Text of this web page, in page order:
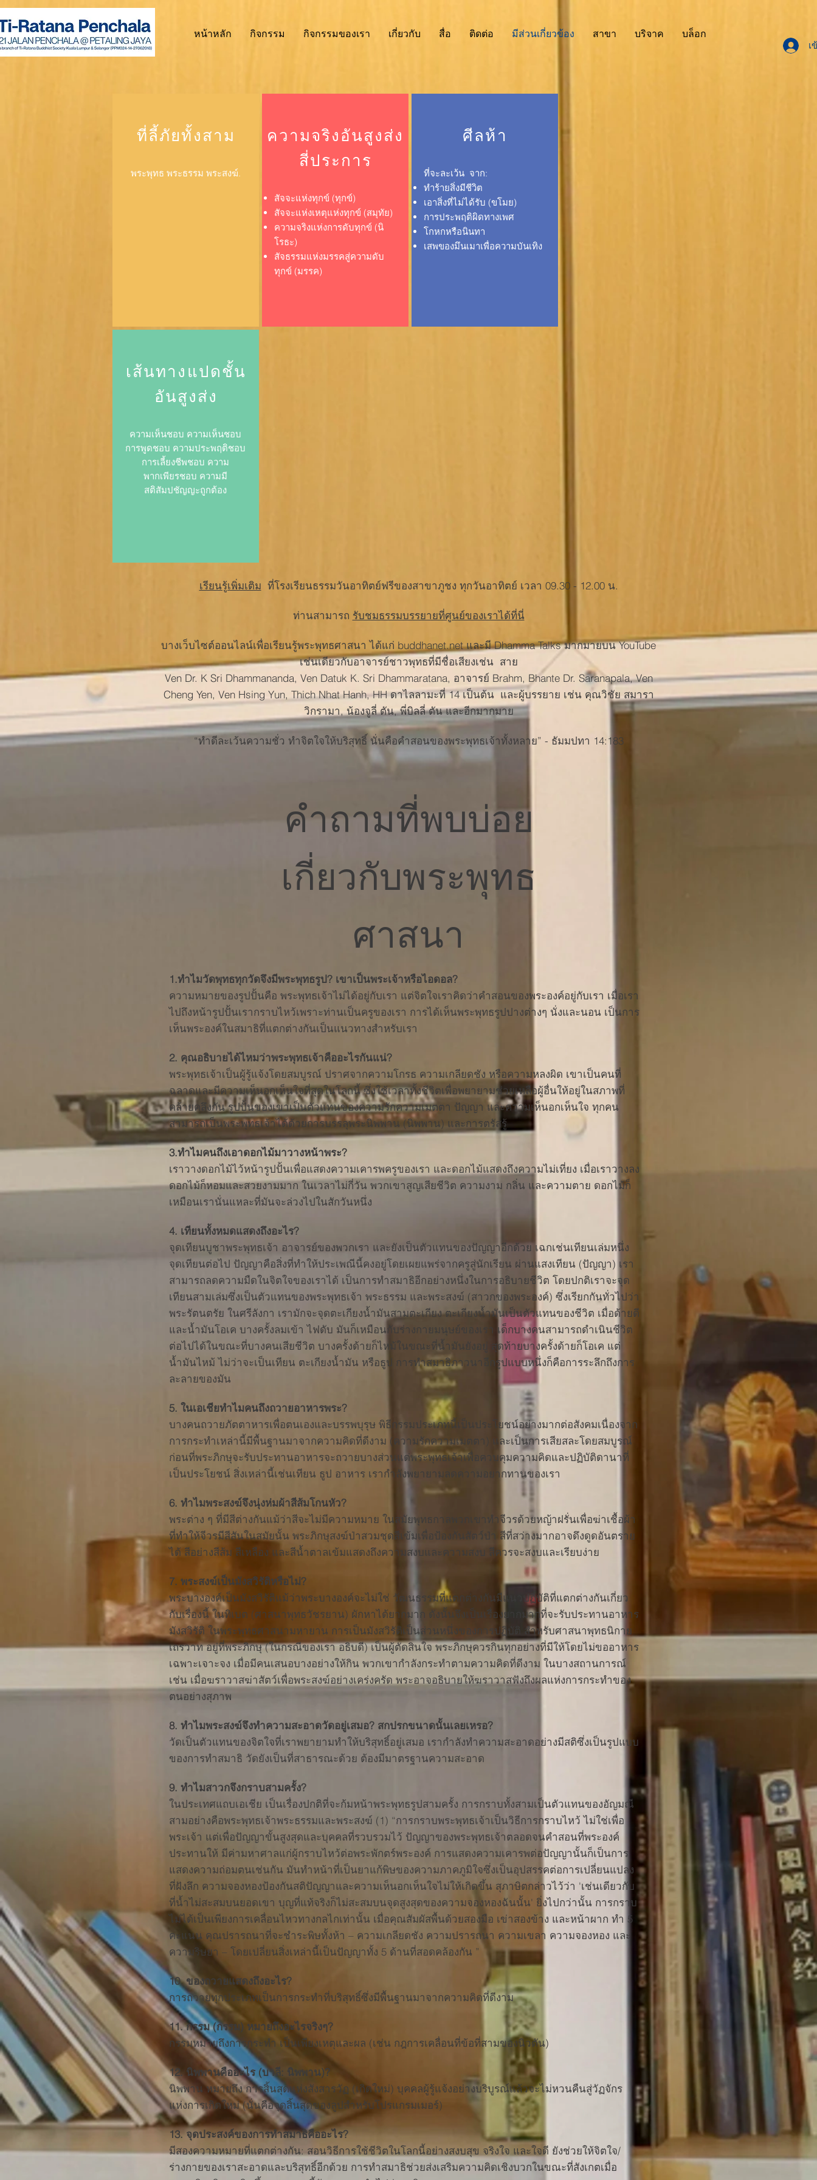
หน้าหลัก กิจกรรม กิจกรรมของเรา เกี่ยวกับ สื่อ ติดต่อ มีส่วนเกี่ยวข้อง สาขา บริจาค
บล็อก
เ
ที่ลี้ภัยทั้งสาม
พระพุทธ พระธรรม พระสงฆ์.
ความจริงอันสูงส่ง
สี่ประการ
สัจจะแห่งทุกข์ (ทุกข์)
สัจจะแห่งเหตุแห่งทุกข์ (สมุทัย)
ความจริงแห่งการดับทุกข์ (นิ
โรธะ)
สัจธรรมแห่งมรรคสู่ความดับ
ทุกข์ (มรรค)
ศีลห้า
ที่จะละเว้น จาก:
ทำร้ายสิ่งมีชีวิต
เอาสิ่งที่ไม่ได้รับ (ขโมย)
การประพฤติผิดทางเพศ
โกหกหรือนินทา
เสพของมึนเมาเพื่อความบันเทิง
เส้นทางแปดชั้น
อันสูงส่ง
ความเห็นชอบ ความเห็นชอบ
การพูดชอบ ความประพฤติชอบ
การเลี้ยงชีพชอบ ความ
พากเพียรชอบ ความมี
สติสัมปชัญญะถูกต้อง
เรียนรู้เพิ่มเติม ที่โรงเรียนธรรมวันอาทิตย์ฟรีของสาขาภูชง ทุกวันอาทิตย์ เวลา 09.30 - 12.00 น.
ท่านสามารถ รับชมธรรมบรรยายที่ศูนย์ของเราได้ที่นี่
บางเว็บไซต์ออนไลน์เพื่อเรียนรู้พระพุทธศาสนา ได้แก่ buddhanet.net และมี Dhamma Talks มากมายบน YouTube
เช่นเดียวกับอาจารย์ชาวพุทธที่มีชื่อเสียงเช่น สาย
Ven Dr. K Sri Dhammananda, Ven Datuk K. Sri Dhammaratana, อาจารย์ Brahm, Bhante Dr. Saranapala, Ven
Cheng Yen, Ven Hsing Yun, Thich Nhat Hanh, HH ดาไลลามะที่ 14 เป็นต้น และผู้บรรยาย เช่น คุณวิชัย สมารา
วิกรามา, น้องจูลี่ ตัน, พี่บิลลี่ ตัน และอีกมากมาย
“ทำดีละเว้นความชั่ว ทำจิตใจให้บริสุทธิ์ นั่นคือคำสอนของพระพุทธเจ้าทั้งหลาย” - ธัมมปทา 14:183
คำถามที่พบบ่อย
เกี่ยวกับพระพุทธ
ศาสนา
1.ทำไมวัดพุทธทุกวัดจึงมีพระพุทธรูป? เขาเป็นพระเจ้าหรือไอดอล?
ความหมายของรูปปั้นคือ พระพุทธเจ้าไม่ได้อยู่กับเรา แต่จิตใจเราคิดว่าคำสอนของพระองค์อยู่กับเรา เมื่อเรา
ไปถึงหน้ารูปปั้นเรากราบไหว้เพราะท่านเป็นครูของเรา การได้เห็นพระพุทธรูปปางต่างๆ นั่งและนอน เป็นการ
เห็นพระองค์ในสมาธิที่แตกต่างกันเป็นแนวทางสำหรับเรา
2. คุณอธิบายได้ไหมว่าพระพุทธเจ้าคืออะไรกันแน่?
พระพุทธเจ้าเป็นผู้รู้แจ้งโดยสมบูรณ์ ปราศจากความโกรธ ความเกลียดชัง หรือความหลงผิด เขาเป็นคนที่
ฉลาดและมีความเห็นอกเห็นใจที่สุดในโลกนี้ ซึ่งใช้เวลาทั้งชีวิตเพื่อพยายามช่วยเหลือผู้อื่นให้อยู่ในสภาพที่
คล้ายคลึงกัน รูปปั้นของเขาเป็นตัวแทนของความรักความเมตตา ปัญญา และความเห็นอกเห็นใจ ทุกคน
สามารถเป็นพระพุทธเจ้าได้ด้วยการบรรลุพระนิพพาน (นิพพาน) และการตรัสรู้
3.ทำไมคนถึงเอาดอกไม้มาวางหน้าพระ?
เราวางดอกไม้ไว้หน้ารูปปั้นเพื่อแสดงความเคารพครูของเรา และดอกไม้แสดงถึงความไม่เที่ยง เมื่อเราวางลง
ดอกไม้ก็หอมและสวยงามมาก ในเวลาไม่กี่วัน พวกเขาสูญเสียชีวิต ความงาม กลิ่น และความตาย ดอกไม้ก็
เหมือนเรานั่นแหละที่มันจะล่วงไปในสักวันหนึ่ง
4. เทียนทั้งหมดแสดงถึงอะไร?
จุดเทียนบูชาพระพุทธเจ้า อาจารย์ของพวกเรา และยังเป็นตัวแทนของปัญญาอีกด้วย เฉกเช่นเทียนเล่มหนึ่ง
จุดเทียนต่อไป ปัญญาคือสิ่งที่ทำให้ประเพณีนี้คงอยู่โดยเผยแพร่จากครูสู่นักเรียน ผ่านแสงเทียน (ปัญญา) เรา
สามารถลดความมืดในจิตใจของเราได้ เป็นการทำสมาธิอีกอย่างหนึ่งในการอธิบายชีวิต โดยปกติเราจะจุด
เทียนสามเล่มซึ่งเป็นตัวแทนของพระพุทธเจ้า พระธรรม และพระสงฆ์ (สาวกของพระองค์) ซึ่งเรียกกันทั่วไปว่า
พระรัตนตรัย ในศรีลังกา เรามักจะจุดตะเกียงน้ำมันสามตะเกียง ตะเกียงน้ำมันเป็นตัวแทนของชีวิต เมื่อด้ายดี
และน้ำมันโอเค บางครั้งลมเข้า ไฟดับ มันก็เหมือนกับร่างกายมนุษย์ของเรา เด็กบางคนสามารถดำเนินชีวิต
ต่อไปได้ในขณะที่บางคนเสียชีวิต บางครั้งด้ายก็ไหม้ในขณะที่น้ำมันยังอยู่ สุดท้ายบางครั้งด้ายก็โอเค แต่
น้ำมันไหม้ ไม่ว่าจะเป็นเทียน ตะเกียงน้ำมัน หรือธูป การทำสมาธิภาวนาอีกรูปแบบหนึ่งก็คือการระลึกถึงการ
ละลายของมัน
5. ในเอเชียทำไมคนถึงถวายอาหารพระ?
บางคนถวายภัตตาหารเพื่อตนเองและบรรพบุรุษ พิธีกรรมประเภทนี้เป็นประโยชน์อย่างมากต่อสังคมเนื่องจาก
การกระทำเหล่านี้มีพื้นฐานมาจากความคิดที่ดีงาม (ความรักความเมตตา) และเป็นการเสียสละโดยสมบูรณ์
ก่อนที่พระภิกษุจะรับประทานอาหารจะถวายบางส่วนแด่พระพุทธเจ้าเพื่อควบคุมความคิดและปฏิบัติดานาที่
เป็นประโยชน์ สิ่งเหล่านี้เช่นเทียน ธูป อาหาร เรากำลังพยายามลดความอยากทานของเรา
6. ทำไมพระสงฆ์จึงนุ่งห่มผ้าสีส้มโกนหัว?
พระต่าง ๆ ที่มีสีต่างกันแม้ว่าสีจะไม่มีความหมาย ในสมัยพุทธกาลพวกเขาทำจีวรด้วยหญ้าฝรั่นเพื่อฆ่าเชื้อผ้า
ที่ทำให้จีวรมีสีสันในสมัยนั้น พระภิกษุสงฆ์ป่าสวมชุดสีเข้มเพื่อป้องกันสัตว์ป่า สีที่สว่างมากอาจดึงดูดอันตราย
ได้ สีอย่างสีส้ม สีเหลือง และสีน้ำตาลเข้มแสดงถึงความสงบและความสงบ สีควรจะสงบและเรียบง่าย
7. พระสงฆ์เป็นมังสวิรัติหรือไม่?
พระบางองค์เป็นมังสวิรัติแม้ว่าพระบางองค์จะไม่ใช่ วัฒนธรรมที่แตกต่างกันมีแนวปฏิบัติที่แตกต่างกันเกี่ยว
กับเรื่องนี้ ในทิเบต (ศาสนาพุทธวัชรยาน) ผักหาได้ยากมาก ดังนั้นจึงเป็นเรื่องยากมากที่จะรับประทานอาหาร
มังสวิรัติ ในพระพุทธศาสนามหายาน การเป็นมังสวิรัติเป็นส่วนหนึ่งของการปฏิบัติ สำหรับศาสนาพุทธนิกาย
เถรวาท อยู่ที่พระภิกษุ (ในกรณีของเรา อธิบดี) เป็นผู้ตัดสินใจ พระภิกษุควรกินทุกอย่างที่มีให้โดยไม่ขออาหาร
เฉพาะเจาะจง เมื่อมีคนเสนอบางอย่างให้กิน พวกเขากำลังกระทำตามความคิดที่ดีงาม ในบางสถานการณ์
เช่น เมื่อฆราวาสฆ่าสัตว์เพื่อพระสงฆ์อย่างเคร่งครัด พระอาจอธิบายให้ฆราวาสฟังถึงผลแห่งการกระทำของ
ตนอย่างสุภาพ
8. ทำไมพระสงฆ์จึงทำความสะอาดวัดอยู่เสมอ? สกปรกขนาดนั้นเลยเหรอ?
วัดเป็นตัวแทนของจิตใจที่เราพยายามทำให้บริสุทธิ์อยู่เสมอ เรากำลังทำความสะอาดอย่างมีสติซึ่งเป็นรูปแบบ
ของการทำสมาธิ วัดยังเป็นที่สาธารณะด้วย ต้องมีมาตรฐานความสะอาด
9. ทำไมสาวกจึงกราบสามครั้ง?
ในประเทศแถบเอเชีย เป็นเรื่องปกติที่จะก้มหน้าพระพุทธรูปสามครั้ง การกราบทั้งสามเป็นตัวแทนของอัญมณี
สามอย่างคือพระพุทธเจ้าพระธรรมและพระสงฆ์ (1) “การกราบพระพุทธเจ้าเป็นวิธีการกราบไหว้ ไม่ใช่เพื่อ
พระเจ้า แต่เพื่อปัญญาขั้นสูงสุดและบุคคลที่รวบรวมไว้ ปัญญาของพระพุทธเจ้าตลอดจนคำสอนที่พระองค์
ประทานให้ มีค่ามหาศาลแก่ผู้กราบไหว้ต่อพระพักตร์พระองค์ การแสดงความเคารพต่อปัญญานั้นก็เป็นการ
แสดงความถ่อมตนเช่นกัน มันทำหน้าที่เป็นยาแก้พิษของความภาคภูมิใจซึ่งเป็นอุปสรรคต่อการเปลี่ยนแปลง
ที่ฝังลึก ความจองหองป้องกันสติปัญญาและความเห็นอกเห็นใจไม่ให้เกิดขึ้น สุภาษิตกล่าวไว้ว่า 'เช่นเดียวกับ
ที่น้ำไม่สะสมบนยอดเขา บุญที่แท้จริงก็ไม่สะสมบนจุดสูงสุดของความจองหองฉันนั้น' ยิ่งไปกว่านั้น การกราบ
ไม่ได้เป็นเพียงการเคลื่อนไหวทางกลไกเท่านั้น เมื่อคุณสัมผัสพื้นด้วยสองมือ เข่าสองข้าง และหน้าผาก ทำ 5
คะแนน คุณปรารถนาที่จะชำระพิษทั้งห้า – ความเกลียดชัง ความปรารถนา ความเขลา ความจองหอง และ
ความริษยา – โดยเปลี่ยนสิ่งเหล่านี้เป็นปัญญาทั้ง 5 ด้านที่สอดคล้องกัน ”
10. ของถวายแสดงถึงอะไร?
การถวายทุกประเภทเป็นการกระทำที่บริสุทธิ์ซึ่งมีพื้นฐานมาจากความคิดที่ดีงาม
11. กรรม (กรรม) หมายถึงอะไรจริงๆ?
กรรมหมายถึงการกระทำ เป็นเพียงเหตุและผล (เช่น กฎการเคลื่อนที่ข้อที่สามของนิวตัน)
12. นิพพานคืออะไร (บาลี: นิพพาน)?
นิพพาน หมายถึง การสิ้นสุดแห่งสังสารวัฏ (เกิดใหม่) บุคคลผู้รู้แจ้งอย่างบริบูรณ์แล้วจะไม่หวนคืนสู่วัฏจักร
แห่งการเกิดใหม่ (นั่นคือจุดสิ้นสุดของลูปสำหรับโปรแกรมเมอร์)
13. จุดประสงค์ของการทำสมาธิคืออะไร?
มีสองความหมายที่แตกต่างกัน: สอนวิธีการใช้ชีวิตในโลกนี้อย่างสงบสุข จริงใจ และใจดี ยังช่วยให้จิตใจ/
ร่างกายของเราสะอาดและบริสุทธิ์อีกด้วย การทำสมาธิช่วยส่งเสริมความคิดเชิงบวกในขณะที่สังเกตเมื่อ